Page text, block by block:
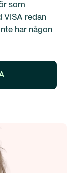
som
VISA redan
har någon